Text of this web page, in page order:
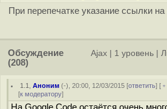
При перепечатке указание ссылки
Обсуждение
(208)
Ajax 1 уровень
1.1 ,Аноним (-), 20:00, 12/03/2015 [ответить] [
[к модератору]